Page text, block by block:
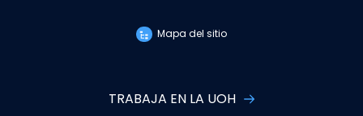
Mapa del sitio
TRABAJA EN LA UOH